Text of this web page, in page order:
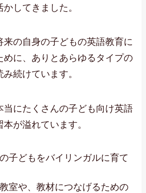
してきました。
来の自身の子どもの英語教育に
めに、ありとあらゆるタイプの
続けています。
当にたくさんの子ども向け英語
が溢れています。
子どもをバイリンガルに育て
室や、教材につなげるための